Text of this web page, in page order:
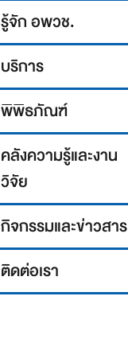
รู้จัก อพวช.
บริการ
พิพิธภัณฑ์
คลังความรู้และงาน
วิจัย
กิจกรรมและข่าวสาร
ติดต่อเรา